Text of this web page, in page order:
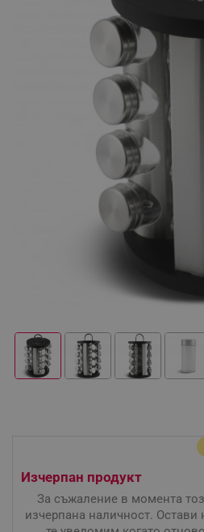
Изчерпан продукт
За съжаление в момента
изчерпана наличност. Остави